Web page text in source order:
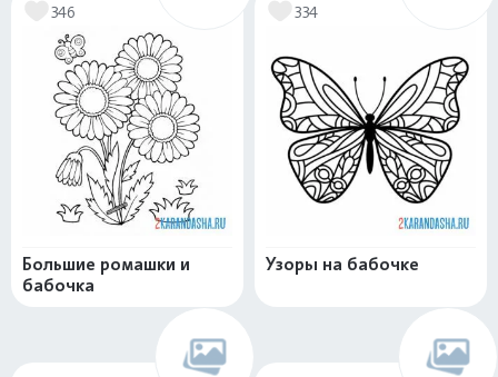
346
Большие ромашки и
бабочка
334
Узоры на бабочке